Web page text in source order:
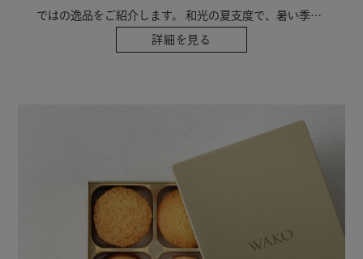
ではの逸品をご紹介します。 和光の夏支度で、暑い季節
を心地よくお過ごしください。
詳細を見る